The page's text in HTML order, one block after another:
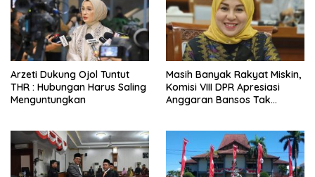
Arzeti Dukung Ojol Tuntut
THR : Hubungan Harus Saling
Menguntungkan
Masih Banyak Rakyat Miskin,
Komisi VIII DPR Apresiasi
Anggaran Bansos Tak